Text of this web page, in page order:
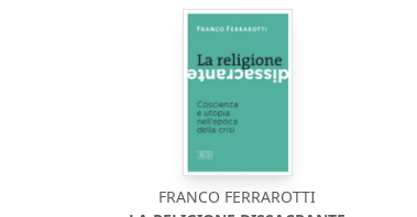
FRANCO FERRAROTTI